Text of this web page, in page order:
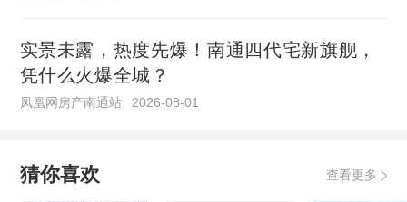
实景未露，热度先爆！南通四代宅新旗舰，
凭什么火爆全城？
凤凰网房产南通站 2026-08-01
猜你喜欢 查看更多